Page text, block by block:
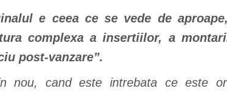
alul e ceea ce se vede de
complexa a insertiilor, a
post-vanzare”.
nou, cand este intrebata ce este